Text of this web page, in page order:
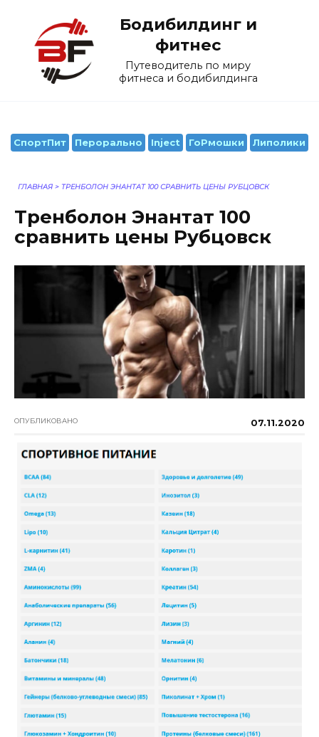
содержанию
Бодибилдинг и
фитнес
Путеводитель по миру
фитнеса и бодибилдинга
СпортПит Перорально Inject ГоРмошки Липолики
ГЛАВНАЯ > ТРЕНБОЛОН ЭНАНТАТ 100 СРАВНИТЬ ЦЕНЫ РУБЦОВСК
Тренболон Энантат 100
сравнить цены Рубцовск
ОПУБЛИКОВАНО 07.11.2020